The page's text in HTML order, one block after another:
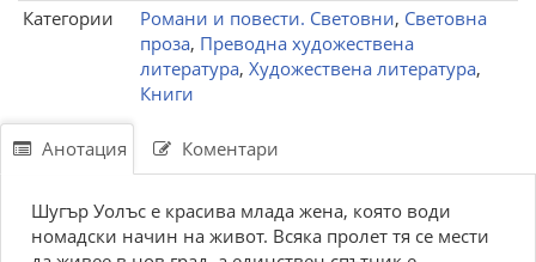
Категории
Романи и повести. Световни, Световна
проза, Преводна художествена
литература, Художествена литература,
Книги
Анотация Коментари
Шугър Уолъс е красива млада жена, която води
номадски начин на живот. Всяка пролет тя се мести